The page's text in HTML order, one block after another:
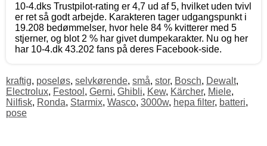
10-4.dks Trustpilot-rating er 4,7 ud af 5, hvilket uden tvivl
er ret så godt arbejde. Karakteren tager udgangspunkt i
19.208 bedømmelser, hvor hele 84 % kvitterer med 5
stjerner, og blot 2 % har givet dumpekarakter. Nu og her
har 10-4.dk 43.202 fans på deres Facebook-side.
kraftig, poseløs, selvkørende, små, stor, Bosch, Dewalt,
Electrolux, Festool , Gerni, Ghibli, Kew, Kärcher, Miele,
Nilfisk, Ronda, Starmix, Wasco, 3000w, hepa filter, batteri,
pose